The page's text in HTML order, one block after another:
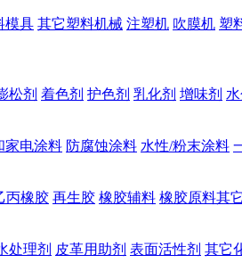
模具 其它塑料机械 注塑机 吹膜机 塑
松剂 着色剂 护色剂 乳化剂 增味剂
家电涂料 防腐蚀涂料 水性/粉末涂料
丙橡胶 再生胶 橡胶辅料 橡胶原料其它
处理剂 皮革用助剂 表面活性剂 其它